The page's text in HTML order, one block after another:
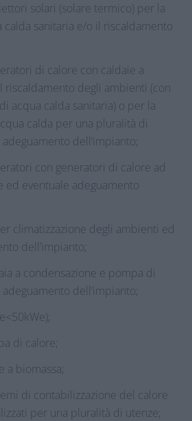
solari (solare termico) per la
sanitaria e/o il riscaldamento
di calore con caldaie a
riscaldamento degli ambienti (con
acqua calda sanitaria) o per la
calda per una pluralità di
dell’impianto;
con generatori di calore ad
ed eventuale adeguamento
climatizzazione degli ambienti ed
dell’impianto;
a condensazione e pompa di
dell’impianto;
di calore;
a biomassa;
di contabilizzazione del calore
per una pluralità di utenze;